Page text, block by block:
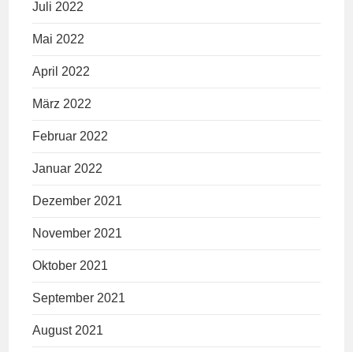
Juli 2022
Mai 2022
April 2022
März 2022
Februar 2022
Januar 2022
Dezember 2021
November 2021
Oktober 2021
September 2021
August 2021